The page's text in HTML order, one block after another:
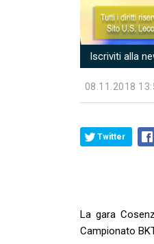
Iscriviti alla
08.11.2018
Twitter
La gara
Campionato